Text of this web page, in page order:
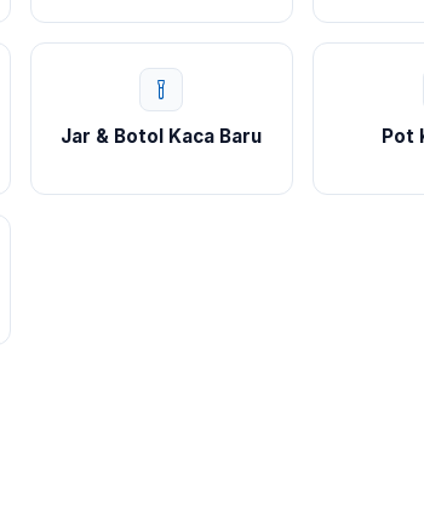
Jar & Botol Kaca Baru Pot